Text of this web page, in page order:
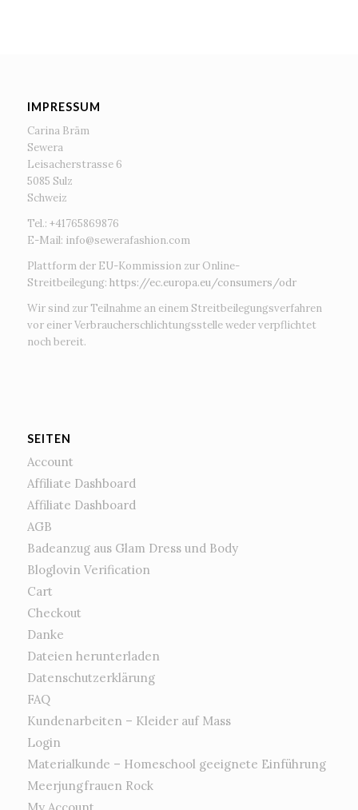
IMPRESSUM
Carina Bräm
Sewera
Leisacherstrasse 6
5085 Sulz
Schweiz
Tel.: +41765869876
E-Mail: info@sewerafashion.com
Plattform der EU-Kommission zur Online-
Streitbeilegung: https://ec.europa.eu/consumers/odr
Wir sind zur Teilnahme an einem Streitbeilegungsverfahren
vor einer Verbraucherschlichtungsstelle weder verpflichtet
noch bereit.
SEITEN
Account
Affiliate Dashboard
Affiliate Dashboard
AGB
Badeanzug aus Glam Dress und Body
Bloglovin Verification
Cart
Checkout
Danke
Dateien herunterladen
Datenschutzerklärung
FAQ
Kundenarbeiten – Kleider auf Mass
Login
Materialkunde – Homeschool geeignete Einführung
Meerjungfrauen Rock